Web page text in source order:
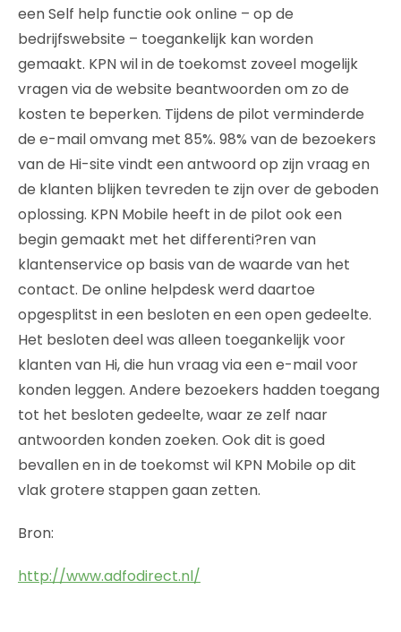
een Self help functie ook online – op de
bedrijfswebsite – toegankelijk kan worden
gemaakt. KPN wil in de toekomst zoveel mogelijk
vragen via de website beantwoorden om zo de
kosten te beperken. Tijdens de pilot verminderde
de e-mail omvang met 85%. 98% van de bezoekers
van de Hi-site vindt een antwoord op zijn vraag en
de klanten blijken tevreden te zijn over de geboden
oplossing. KPN Mobile heeft in de pilot ook een
begin gemaakt met het differenti?ren van
klantenservice op basis van de waarde van het
contact. De online helpdesk werd daartoe
opgesplitst in een besloten en een open gedeelte.
Het besloten deel was alleen toegankelijk voor
klanten van Hi, die hun vraag via een e-mail voor
konden leggen. Andere bezoekers hadden toegang
tot het besloten gedeelte, waar ze zelf naar
antwoorden konden zoeken. Ook dit is goed
bevallen en in de toekomst wil KPN Mobile op dit
vlak grotere stappen gaan zetten.
Bron:
http://www.adfodirect.nl/